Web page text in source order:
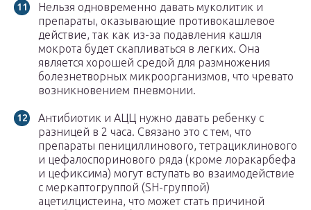
Нельзя одновременно давать муколитик и
препараты, оказывающие противокашлевое
действие, так как из-за подавления кашля
мокрота будет скапливаться в легких. Она
является хорошей средой для размножения
болезнетворных микроорганизмов, что чревато
возникновением пневмонии.
Антибиотик и АЦЦ нужно давать ребенку с
разницей в 2 часа. Связано это с тем, что
препараты пенициллинового, тетрациклинового
и цефалоспоринового ряда (кроме лоракарбефа
и цефиксима) могут вступать во взаимодействие
с меркаптогруппой (SH-группой)
ацетилцистеина, что может стать причиной